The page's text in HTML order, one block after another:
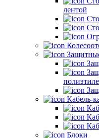
лентой
Кабель-
Блоки